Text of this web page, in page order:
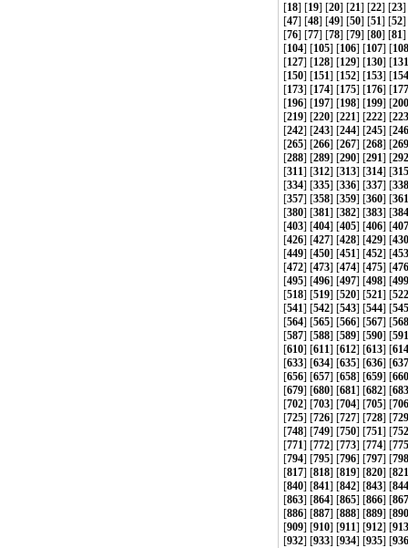
[18] [19] [20] [21] [22] [23]
[47] [48] [49] [50] [51] [52]
[76] [77] [78] [79] [80] [81]
[104] [105] [106] [107] [108
[127] [128] [129] [130] [131
[150] [151] [152] [153] [154
[173] [174] [175] [176] [177
[196] [197] [198] [199] [200
[219] [220] [221] [222] [223
[242] [243] [244] [245] [246
[265] [266] [267] [268] [269
[288] [289] [290] [291] [292
[311] [312] [313] [314] [315
[334] [335] [336] [337] [338
[357] [358] [359] [360] [361
[380] [381] [382] [383] [384
[403] [404] [405] [406] [407
[426] [427] [428] [429] [430
[449] [450] [451] [452] [453
[472] [473] [474] [475] [476
[495] [496] [497] [498] [499
[518] [519] [520] [521] [522
[541] [542] [543] [544] [545
[564] [565] [566] [567] [568
[587] [588] [589] [590] [591
[610] [611] [612] [613] [614
[633] [634] [635] [636] [637
[656] [657] [658] [659] [660
[679] [680] [681] [682] [683
[702] [703] [704] [705] [706
[725] [726] [727] [728] [729
[748] [749] [750] [751] [752
[771] [772] [773] [774] [775
[794] [795] [796] [797] [798
[817] [818] [819] [820] [821
[840] [841] [842] [843] [844
[863] [864] [865] [866] [867
[886] [887] [888] [889] [890
[909] [910] [911] [912] [913
[932] [933] [934] [935] [936